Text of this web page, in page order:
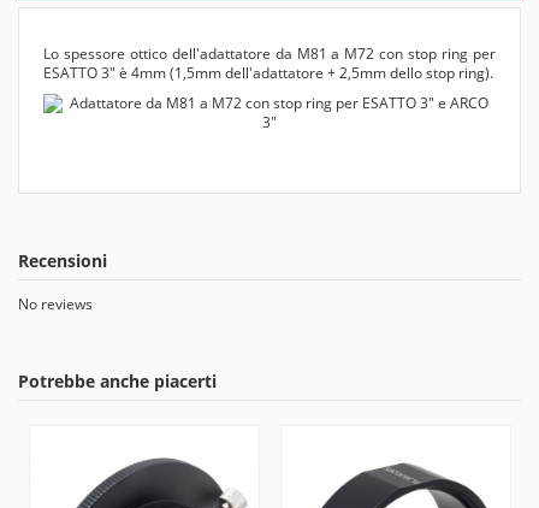
Lo spessore ottico dell'adattatore da M81 a M72 con stop ring per
ESATTO 3" è 4mm (1,5mm dell'adattatore + 2,5mm dello stop ring).
Recensioni
No reviews
Potrebbe anche piacerti